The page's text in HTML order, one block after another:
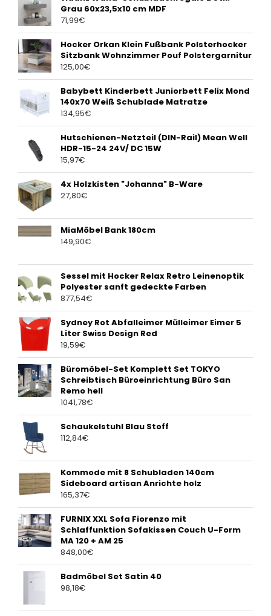
Grau 60x23,5x10 cm MDF
71,99€
Hocker Orkan Klein Fußbank Polsterhocker
Sitzbank Wohnzimmer Pouf Polstergarnitur
125,00€
Babybett Kinderbett Juniorbett Felix Mond
140x70 Weiß Schublade Matratze
134,95€
Hutschienen-Netzteil (DIN-Rail) Mean Well
HDR-15-24 24V/ DC 15W
15,97€
4x Holzkisten "Johanna" B-Ware
27,80€
MiaMöbel Bank 180cm
149,90€
Sessel mit Hocker Relax Retro Leinenoptik
Polyester sanft gedeckte Farben
877,54€
Sydney Rot Abfalleimer Mülleimer Eimer 5
Liter Swiss Design Red
19,59€
Büromöbel-Set Komplett Set TOKYO
Schreibtisch Büroeinrichtung Büro San
Remo hell
1041,78€
Schaukelstuhl Blau Stoff
112,84€
Kommode mit 8 Schubladen 140cm
Sideboard artisan Anrichte holz
165,37€
FURNIX XXL Sofa Fiorenzo mit
Schlaffunktion Sofakissen Couch U-Form
MA 120 + AM 25
848,00€
Badmöbel Set Satin 40
98,18€